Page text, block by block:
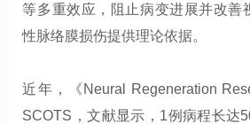
等多重效应，阻止病变进展并改善
性脉络膜损伤提供理论依据。
近年，《Neural Regeneration
SCOTS，文献显示，1例病程长达